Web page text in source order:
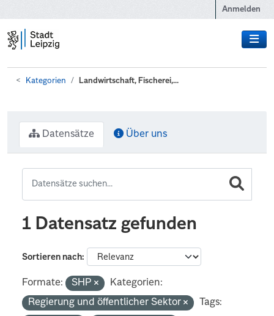
Anmelden
Kategorien Landwirtschaft, Fischerei,...
Datensätze Über uns
1 Datensatz gefunden
Sortieren nach
Formate: SHP
Kategorien:
Regierung und öffentlicher Sektor
Tags: